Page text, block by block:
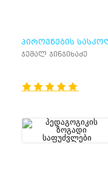
ᲞᲘᲠᲝᲕᲜᲔᲑᲘᲡ
ᲛᲐᲗᲔᲛᲐᲢᲘᲙᲣᲠᲘ
ჯემალ ჯინჯიხაძე